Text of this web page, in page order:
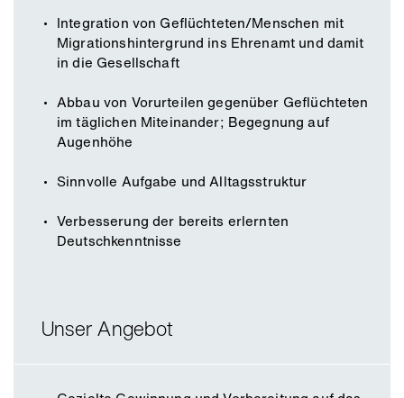
Integration von Geflüchteten/Menschen mit
Migrationshintergrund ins Ehrenamt und damit
in die Gesellschaft
Abbau von Vorurteilen gegenüber Geflüchteten
im täglichen Miteinander; Begegnung auf
Augenhöhe
Sinnvolle Aufgabe und Alltagsstruktur
Verbesserung der bereits erlernten
Deutschkenntnisse
Unser Angebot